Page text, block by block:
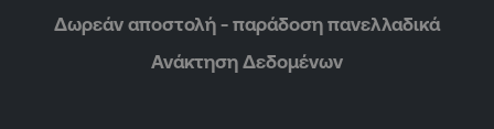
Δωρεάν αποστολή - παράδοση πανελλαδικά
Ανάκτηση Δεδομένων